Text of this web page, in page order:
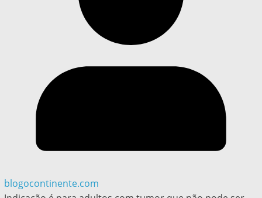
blogocontinente.com